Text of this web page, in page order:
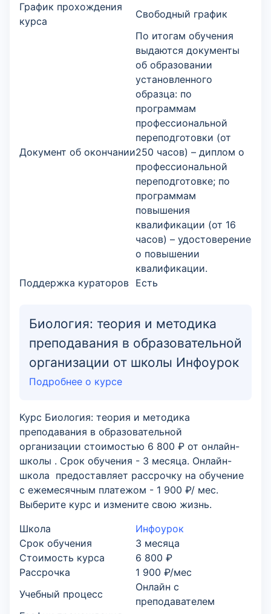
График прохождения
курса
Свободный график
Документ об окончании
По итогам обучения
выдаются документы
об образовании
установленного
образца: по
программам
профессиональной
переподготовки (от
250 часов) – диплом о
профессиональной
переподготовке; по
программам
повышения
квалификации (от 16
часов) – удостоверение
о повышении
квалификации.
Поддержка кураторов Есть
Биология: теория и методика
преподавания в образовательной
организации от школы Инфоурок
Подробнее о курсе
Курс Биология: теория и методика
преподавания в образовательной
организации стоимостью 6 800 ₽ от онлайн-
школы . Срок обучения - 3 месяца. Онлайн-
школа предоставляет рассрочку на обучение
с ежемесячным платежом - 1 900 ₽/ мес.
Выберите курс и измените свою жизнь.
Школа
Инфоурок
Срок обучения
3 месяца
Стоимость курса
6 800 ₽
Рассрочка
1 900 ₽/мес
Учебный процесс
Онлайн с
преподавателем